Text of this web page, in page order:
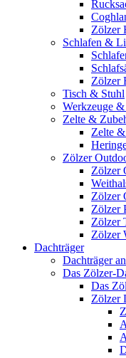
Zölzer
Schlafen &
Zölzer
Tisch & Stuhl
Werkzeuge
Zelte &
Zelte
Zölzer
Zölzer
Zölzer
Zölzer
Zölzer
Zölzer
Dachträger
Dachträger
Das Zölzer-
Das
Zölzer